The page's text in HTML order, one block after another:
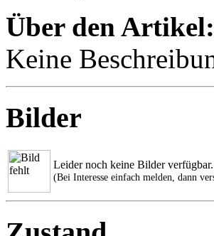
Über den Artikel:
Keine
Bilder
Leider noch keine Bilder verfügbar.
(Bei Interesse einfach melden, dann